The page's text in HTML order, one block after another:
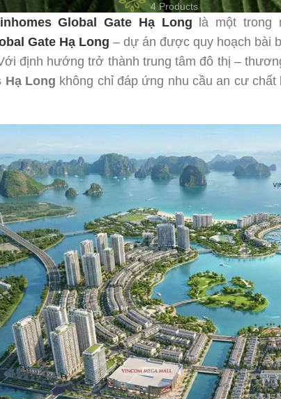
4 Products
Global Gate Hạ Long là một trong
Gate Hạ Long – dự án được quy hoạch bài
định hướng trở thành trung tâm đô thị –
Hạ Long không chỉ đáp ứng nhu cầu an cư